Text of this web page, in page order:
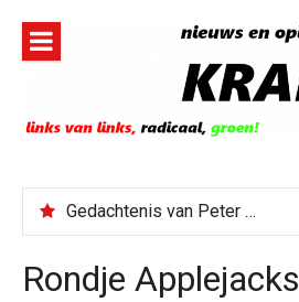
inhoud
Gedachtenis van Peter Faber
Todd Blanche benoemd tot Attorney General
Rondje Applejacks